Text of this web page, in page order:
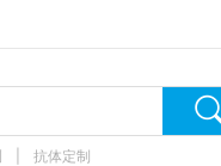
抗体定制